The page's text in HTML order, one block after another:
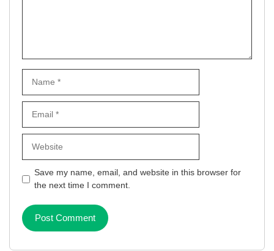
Save my name, email, and website in this browser for
the next time I comment.